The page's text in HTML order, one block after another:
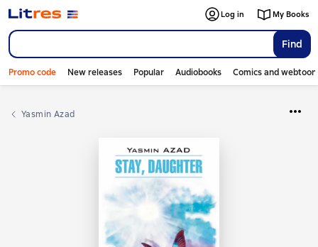
Find
Log in My Books
Promo code New releases Popular Audiobooks Comics and
Yasmin Azad